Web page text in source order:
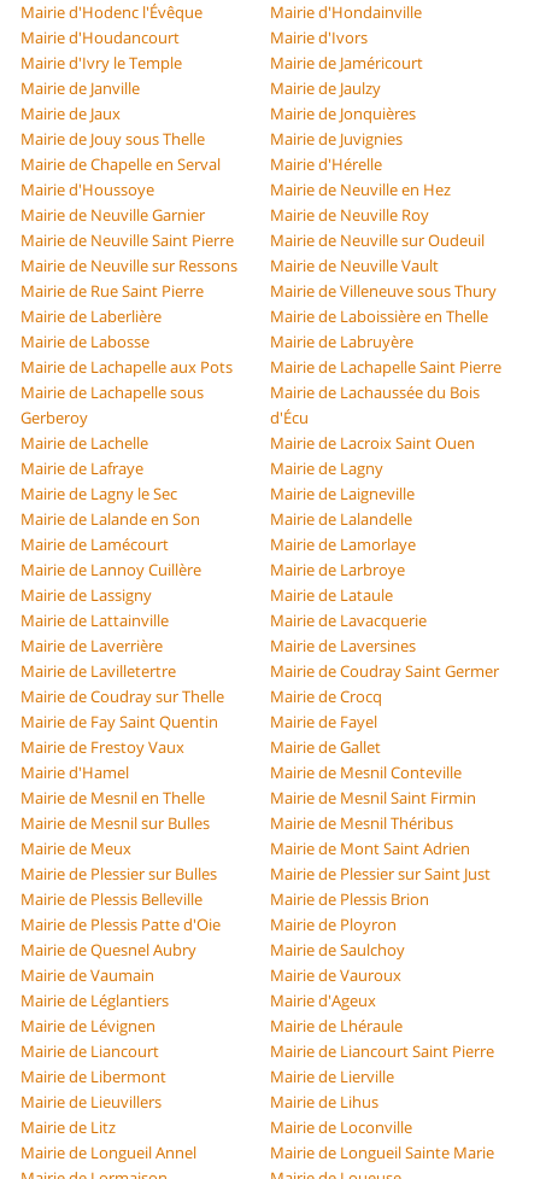
Mairie d'Hodenc l'Évêque
Mairie d'Hondainville
Mairie d'Houdancourt
Mairie d'Ivors
Mairie d'Ivry le Temple
Mairie de Jaméricourt
Mairie de Janville
Mairie de Jaulzy
Mairie de Jaux
Mairie de Jonquières
Mairie de Jouy sous Thelle
Mairie de Juvignies
Mairie de Chapelle en Serval
Mairie d'Hérelle
Mairie d'Houssoye
Mairie de Neuville en Hez
Mairie de Neuville Garnier
Mairie de Neuville Roy
Mairie de Neuville Saint Pierre
Mairie de Neuville sur Oudeuil
Mairie de Neuville sur Ressons
Mairie de Neuville Vault
Mairie de Rue Saint Pierre
Mairie de Villeneuve sous Thury
Mairie de Laberlière
Mairie de Laboissière en Thelle
Mairie de Labosse
Mairie de Labruyère
Mairie de Lachapelle aux Pots
Mairie de Lachapelle Saint Pierre
Mairie de Lachapelle sous
Gerberoy
Mairie de Lachaussée du Bois
d'Écu
Mairie de Lachelle
Mairie de Lacroix Saint Ouen
Mairie de Lafraye
Mairie de Lagny
Mairie de Lagny le Sec
Mairie de Laigneville
Mairie de Lalande en Son
Mairie de Lalandelle
Mairie de Lamécourt
Mairie de Lamorlaye
Mairie de Lannoy Cuillère
Mairie de Larbroye
Mairie de Lassigny
Mairie de Lataule
Mairie de Lattainville
Mairie de Lavacquerie
Mairie de Laverrière
Mairie de Laversines
Mairie de Lavilletertre
Mairie de Coudray Saint Germer
Mairie de Coudray sur Thelle
Mairie de Crocq
Mairie de Fay Saint Quentin
Mairie de Fayel
Mairie de Frestoy Vaux
Mairie de Gallet
Mairie d'Hamel
Mairie de Mesnil Conteville
Mairie de Mesnil en Thelle
Mairie de Mesnil Saint Firmin
Mairie de Mesnil sur Bulles
Mairie de Mesnil Théribus
Mairie de Meux
Mairie de Mont Saint Adrien
Mairie de Plessier sur Bulles
Mairie de Plessier sur Saint Just
Mairie de Plessis Belleville
Mairie de Plessis Brion
Mairie de Plessis Patte d'Oie
Mairie de Ployron
Mairie de Quesnel Aubry
Mairie de Saulchoy
Mairie de Vaumain
Mairie de Vauroux
Mairie de Léglantiers
Mairie d'Ageux
Mairie de Lévignen
Mairie de Lhéraule
Mairie de Liancourt
Mairie de Liancourt Saint Pierre
Mairie de Libermont
Mairie de Lierville
Mairie de Lieuvillers
Mairie de Lihus
Mairie de Litz
Mairie de Loconville
Mairie de Longueil Annel
Mairie de Longueil Sainte Marie